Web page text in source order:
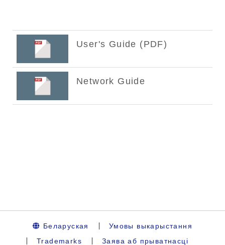
Беларуская
Умовы выкарыстання
Trademarks
Заява аб прыватнасці